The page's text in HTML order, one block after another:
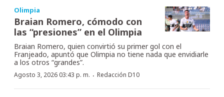
Olimpia
Braian Romero, cómodo con
las “presiones” en el Olimpia
Braian Romero, quien convirtió su primer gol con el
Franjeado, apuntó que Olimpia no tiene nada que envidiarle
a los otros “grandes”.
Agosto 3, 2026 03:43 p. m. · Redacción D10